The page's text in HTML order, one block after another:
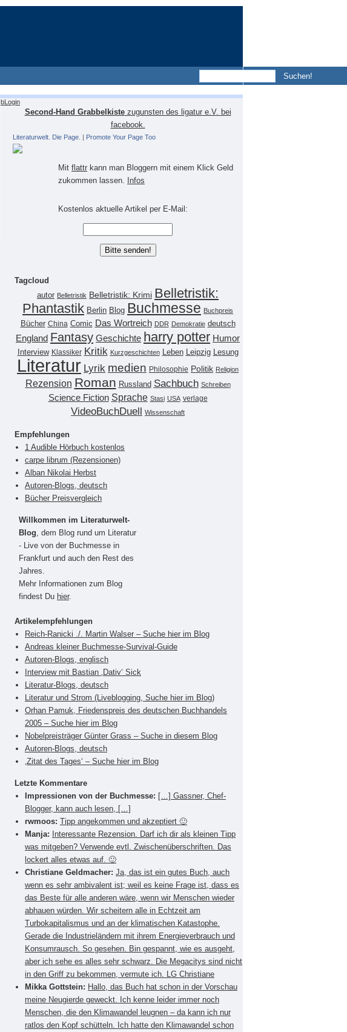
bLogin
Second-Hand Grabbelkistezugunsten des ligatur e.V. bei
facebook.
Literaturwelt. Die Page. | Promote Your Page Too
Mit flattr kann man Bloggern mit einem Klick Geld
zukommen lassen.
Infos
Kostenlos aktuelle Artikel per E-Mail:
Tagcloud
autor Belletristik Belletristik: Krimi Belletristik:
Phantastik Berlin Blog Buchmesse Buchpreis
Bücher China Comic Das Wortreich DDR Demokratie deutsch
England Fantasy Geschichte harry potter Humor
Interview Klassiker Kritik Kurzgeschichten Leben Leipzig Lesung
Literatur Lyrik medien Philosophie Politik Religion
Rezension Roman Russland Sachbuch Schreiben
Science Fiction Sprache Stasi USA verlage
VideoBuchDuell Wissenschaft
Empfehlungen
1 Audible Hörbuch kostenlos
carpe librum (Rezensionen)
Alban Nikolai Herbst
Autoren-Blogs, deutsch
Bücher Preisvergleich
Willkommen im Literaturwelt-
Blog , dem Blog rund um Literatur
- Live von der Buchmesse in
Frankfurt und auch den Rest des
Jahres.
Mehr Informationen zum Blog
findest Du hier.
Artikelempfehlungen
Reich-Ranicki ./. Martin Walser – Suche hier im Blog
Andreas kleiner Buchmesse-Survival-Guide
Autoren-Blogs, englisch
Interview mit Bastian ‚Dativ‘ Sick
Literatur-Blogs, deutsch
Literatur und Strom (Liveblogging, Suche hier im Blog)
Orhan Pamuk, Friedenspreis des deutschen Buchhandels
2005 – Suche hier im Blog
Nobelpreisträger Günter Grass – Suche in diesem Blog
Autoren-Blogs, deutsch
‚Zitat des Tages‘ – Suche hier im Blog
Letzte Kommentare
Impressionen von der Buchmesse: […] Gassner, Chef-
Blogger, kann auch lesen, […]
rwmoos: Tipp angekommen und akzeptiert 🙂
Manja:
Interessante Rezension. Darf ich dir als kleinen Tipp
was mitgeben? Verwende evtl. Zwischenüberschriften. Das
lockert alles etwas auf. 🙂
Christiane Geldmacher: Ja, das ist ein gutes Buch, auch
wenn es sehr ambivalent ist; weil es keine Frage ist, dass es
das Beste für alle anderen wäre, wenn wir Menschen wieder
abhauen würden. Wir scheitern alle in Echtzeit am
Turbokapitalismus und an der klimatischen Katastophe.
Gerade die Industrieländern mit ihrem Energieverbrauch und
Konsumrausch. So gesehen. Bin gespannt, wie es ausgeht,
aber ich sehe es alles sehr schwarz. Die Megacitys sind nicht
in den Griff zu bekommen, vermute ich. LG Christiane
Mikka Gottstein: Hallo, das Buch hat schon in der Vorschau
meine Neugierde geweckt. Ich kenne leider immer noch
Menschen, die den Klimawandel leugnen – da kann ich nur
ratlos den Kopf schütteln. Ich hatte den Klimawandel schon